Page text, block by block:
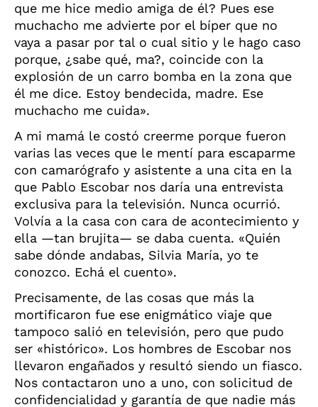
que me hice medio amiga de él? Pues ese
muchacho me advierte por el bíper que no
vaya a pasar por tal o cual sitio y le hago caso
porque, ¿sabe qué, ma?, coincide con la
explosión de un carro bomba en la zona que
él me dice. Estoy bendecida, madre. Ese
muchacho me cuida».
A mi mamá le costó creerme porque fueron
varias las veces que le mentí para escaparme
con camarógrafo y asistente a una cita en la
que Pablo Escobar nos daría una entrevista
exclusiva para la televisión. Nunca ocurrió.
Volvía a la casa con cara de acontecimiento y
ella —tan brujita— se daba cuenta. «Quién
sabe dónde andabas, Silvia María, yo te
conozco. Echá el cuento».
Precisamente, de las cosas que más la
mortificaron fue ese enigmático viaje que
tampoco salió en televisión, pero que pudo
ser «histórico». Los hombres de Escobar nos
llevaron engañados y resultó siendo un fiasco.
Nos contactaron uno a uno, con solicitud de
confidencialidad y garantía de que nadie más